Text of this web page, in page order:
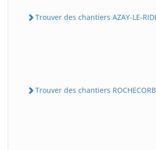
Trouver des chantiers AZAY-LE-
Trouver des chantiers